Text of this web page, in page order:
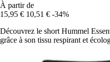
À partir de
15,95 € 10,51 € -34%
Découvrez le short Hummel
grâce à son tissu respirant et